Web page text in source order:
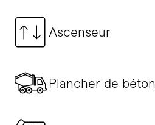
Ascenseur
Plancher de béton